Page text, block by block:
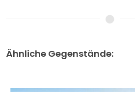
Ähnliche Gegenstände: